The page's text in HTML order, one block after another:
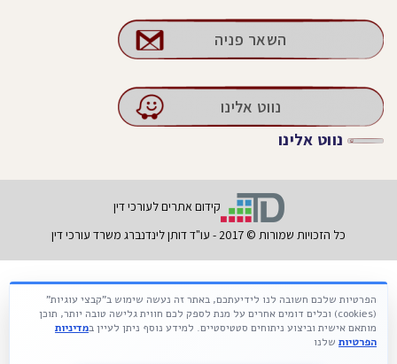
השאר פניה
נווט אלינו
נווט אלינו
קידום אתרים לעורכי דין
כל הזכויות שמורות © 2017 - עו"ד דותן לינדנברג משרד עורכי דין
הפרטיות שלכם חשובה לנו לידיעתכם, באתר זה נעשה שימוש ב"קבצי עוגיות"
(cookies) וכלים דומים אחרים על מנת לספק לכם חווית גלישה טובה יותר, תוכן
מותאם אישית וביצוע ניתוחים סטטיסטיים. למידע נוסף ניתן לעיין במדיניות
הפרטיות שלנו
Français עברית Русский